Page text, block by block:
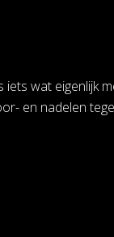
wat eigenlijk
en nadelen